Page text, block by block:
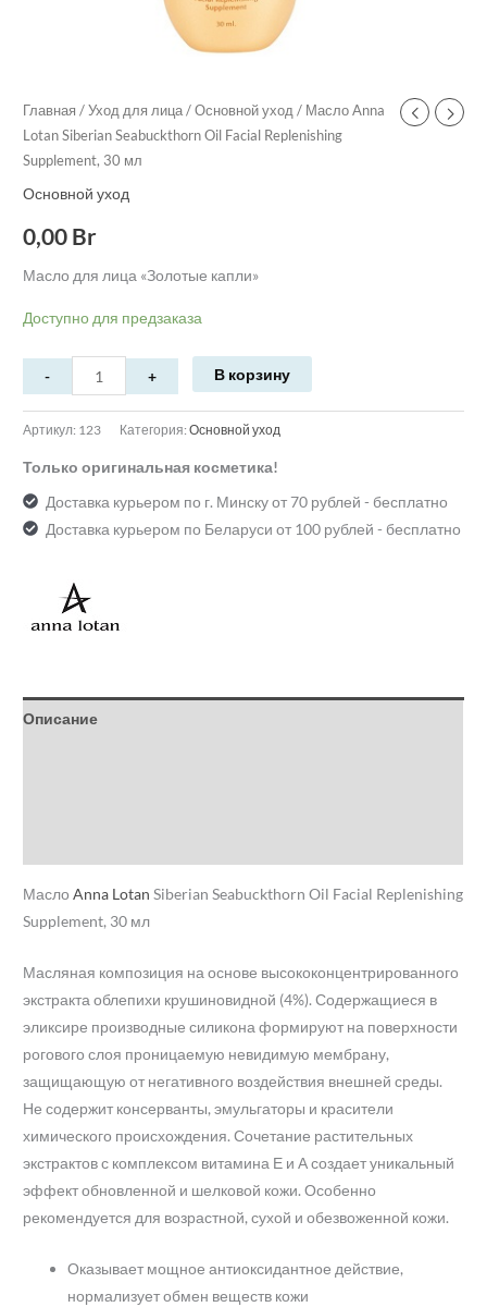
Главная /Уход для лица /Основной уход / Масло Anna
Lotan Siberian Seabuckthorn Oil Facial Replenishing
Supplement, 30 мл
Основной уход
0,00 Br
Масло для лица «Золотые капли»
Доступно для предзаказа
В корзину
Артикул: 123 Категория:Основной уход
Только оригинальная косметика!
Доставка курьером по г. Минску от 70 рублей - бесплатно
Доставка курьером по Беларуси от 100 рублей - бесплатно
Описание
МаслоAnna Lotan Siberian Seabuckthorn Oil Facial Replenishing
Supplement, 30 мл
Масляная композиция на основе высококонцентрированного
экстракта облепихи крушиновидной (4%). Содержащиеся в
эликсире производные силикона формируют на поверхности
рогового слоя проницаемую невидимую мембрану,
защищающую от негативного воздействия внешней среды.
Не содержит консерванты, эмульгаторы и красители
химического происхождения. Сочетание растительных
экстрактов с комплексом витамина Е и А создает уникальный
эффект обновленной и шелковой кожи. Особенно
рекомендуется для возрастной, сухой и обезвоженной кожи.
Оказывает мощное антиоксидантное действие,
нормализует обмен веществ кожи